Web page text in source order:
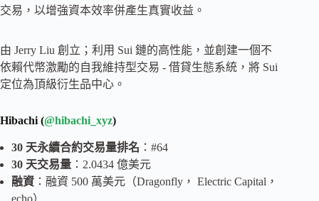
交易，以增強資本效率併產生真實收益。
由 Jerry Liu 創立；利用 Sui 鏈的高性能，並創建一個不
依賴代幣激勵的自我維持型交易 - 借貸生態系統，將 Sui
定位為頂級衍生品中心。
Hibachi (@hibachi_xyz)
30 天永續合約交易量排名 ：#64
30 天交易量 ：2.0434 億美元
融資 ：融資 500 萬美元（Dragonfly， Electric Capital，
echo）